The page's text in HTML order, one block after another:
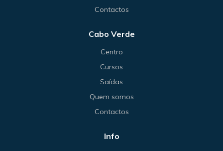
Contactos
Cabo Verde
Centro
Cursos
Saídas
Quem somos
Contactos
Info